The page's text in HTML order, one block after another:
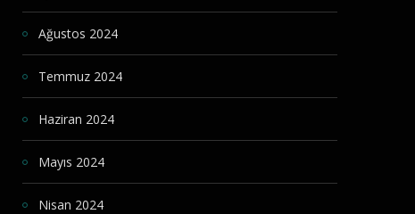
Ağustos 2024
Temmuz 2024
Haziran 2024
Mayıs 2024
Nisan 2024